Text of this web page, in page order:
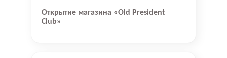
Открытие магазина «Old President
Club»